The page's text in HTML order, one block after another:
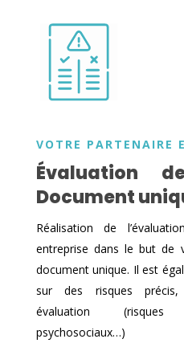
VOTRE PARTENAIRE
Évaluation
Document
Réalisation de
entreprise dans le but de
document unique. Il est
sur des risques précis,
évaluation (risques
psychosociaux…)